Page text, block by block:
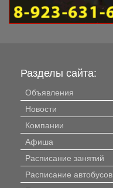
Разделы сайта:
Объявления
Новости
Компании
Афиша
Расписание занятий
Расписание автобусов